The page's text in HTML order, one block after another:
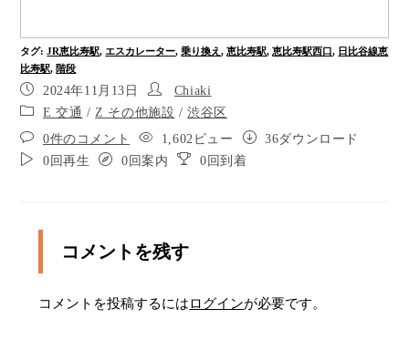
タグ:JR恵比寿駅, エスカレーター, 乗り換え, 恵比寿駅, 恵比寿駅西口, 日比谷線恵
比寿駅, 階段
2024年11月13日
Chiaki
E 交通 /Z その他施設 /渋谷区
0件のコメント
1,602ビュー
36ダウンロード
0回再生
0回案内 0回到着
コメントを残す
コメントを投稿するにはログインが必要です。